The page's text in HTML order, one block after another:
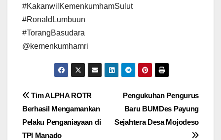
#KakanwilKemenkumhamSulut
#RonaldLumbuun
#TorangBasudara
@kemenkumhamri
Navigasi
pos
Pengukuhan Pengurus
Baru BUMDes Payung
Sejahtera Desa Mojodeso
Tim ALPHA ROTR
Berhasil Mengamankan
Pelaku Penganiayaan di
TPI Manado